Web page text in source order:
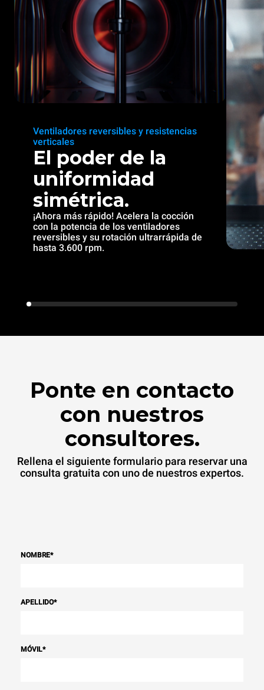
Ventiladores reversibles y resistencias
verticales
El poder de la
uniformidad
simétrica.
¡Ahora más rápido! Acelera la cocción
con la potencia de los ventiladores
reversibles y su rotación ultrarrápida de
hasta 3.600 rpm.
Ponte en contacto
con nuestros
consultores.
Rellena el siguiente formulario para reservar una
consulta gratuita con uno de nuestros expertos.
NOMBRE*
APELLIDO*
MÓVIL*